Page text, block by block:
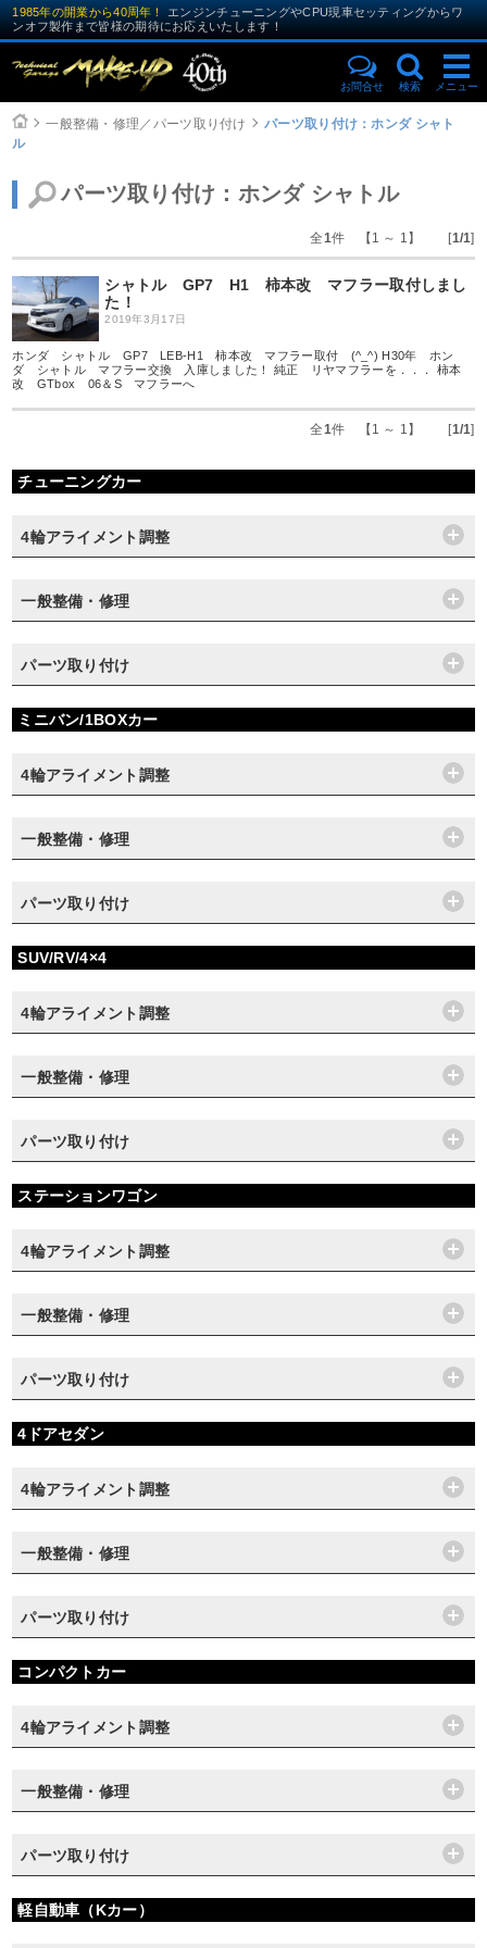
1985年の開業から40周年！
エンジンチューニングやCPU現車セッティングからワ
ンオフ製作まで皆様の期待にお応えいたします！
お問合せ 検索 メニュー
一般整備・修理／パーツ取り付け
パーツ取り付け：ホンダ シャト
ル
パーツ取り付け：ホンダ シャトル
全1件 【1 ～ 1】 [1/1]
シャトル GP7 H1 柿本改 マフラー取付しまし
た！
2019年3月17日
ホンダ シャトル GP7 LEB-H1 柿本改 マフラー取付 (^_^) H30年 ホン
ダ シャトル マフラー交換 入庫しました！ 純正 リヤマフラーを．．． 柿本
改 GTbox 06＆S マフラーへ
全1件 【1 ～ 1】 [1/1]
チューニングカー
4輪アライメント調整
一般整備・修理
パーツ取り付け
ミニバン/1BOXカー
4輪アライメント調整
一般整備・修理
パーツ取り付け
SUV/RV/4×4
4輪アライメント調整
一般整備・修理
パーツ取り付け
ステーションワゴン
4輪アライメント調整
一般整備・修理
パーツ取り付け
4ドアセダン
4輪アライメント調整
一般整備・修理
パーツ取り付け
コンパクトカー
4輪アライメント調整
一般整備・修理
パーツ取り付け
軽自動車（Kカー）